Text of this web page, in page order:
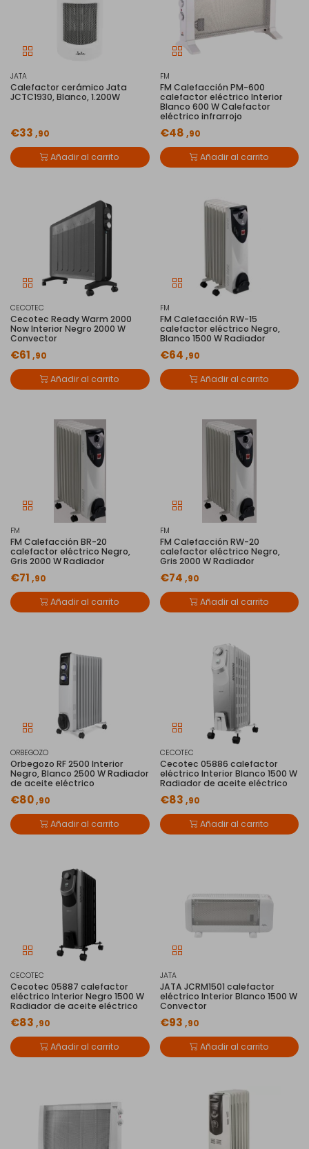
JATA
Calefactor cerámico Jata
JCTC1930, Blanco, 1.200W
€33 ,90
Añadir al carrito
FM
FM Calefacción PM-600
calefactor eléctrico Interior
Blanco 600 W Calefactor
eléctrico infrarrojo
€48 ,90
Añadir al carrito
CECOTEC
Cecotec Ready Warm 2000
Now Interior Negro 2000 W
Convector
€61 ,90
Añadir al carrito
FM
FM Calefacción RW-15
calefactor eléctrico Negro,
Blanco 1500 W Radiador
€64 ,90
Añadir al carrito
FM
FM Calefacción BR-20
calefactor eléctrico Negro,
Gris 2000 W Radiador
€71 ,90
Añadir al carrito
FM
FM Calefacción RW-20
calefactor eléctrico Negro,
Gris 2000 W Radiador
€74 ,90
Añadir al carrito
ORBEGOZO
Orbegozo RF 2500 Interior
Negro, Blanco 2500 W Radiador
de aceite eléctrico
€80,90
Añadir al carrito
CECOTEC
Cecotec 05886 calefactor
eléctrico Interior Blanco 1500 W
Radiador de aceite eléctrico
€83 ,90
Añadir al carrito
CECOTEC
Cecotec 05887 calefactor
eléctrico Interior Negro 1500 W
Radiador de aceite eléctrico
€83 ,90
Añadir al carrito
JATA
JATA JCRM1501 calefactor
eléctrico Interior Blanco 1500 W
Convector
€93 ,90
Añadir al carrito